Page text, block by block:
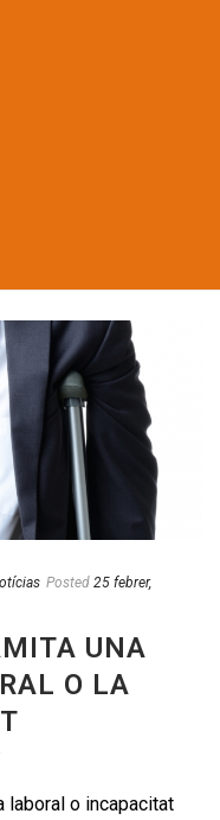
Posted 25 febrer,
UNA
O LA
laboral o incapacitat